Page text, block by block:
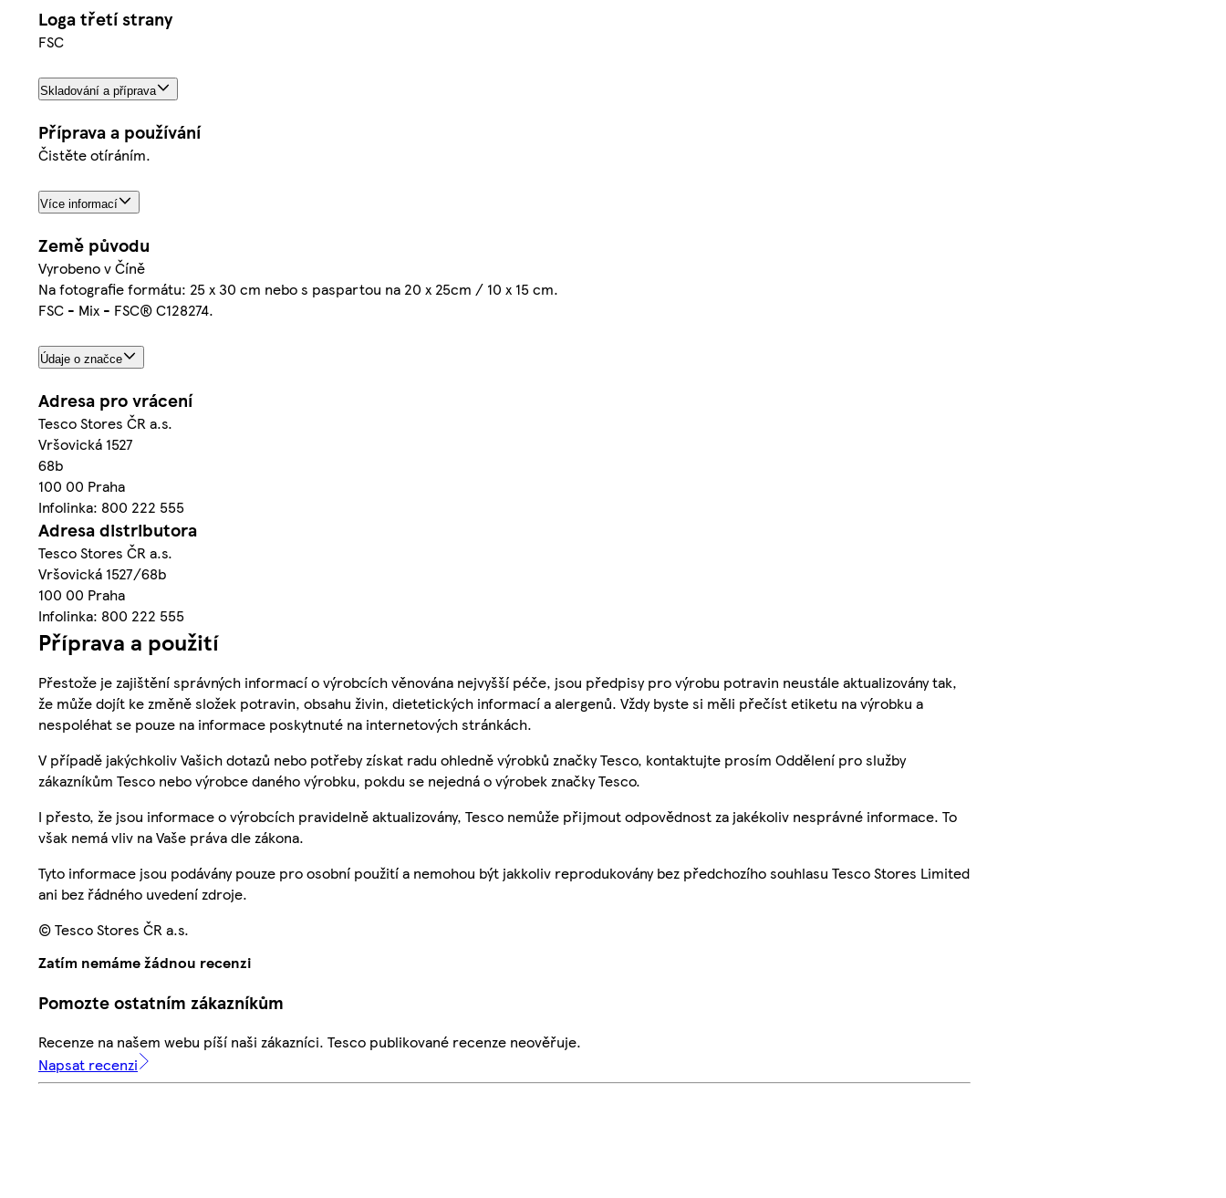
Loga třetí strany
FSC
Skladování a příprava
Příprava a používání
Čistěte otíráním.
Více informací
Země původu
Vyrobeno v Číně
Na fotografie formátu: 25 x 30 cm nebo s paspartou na 20 x 25cm / 10 x 15 cm.
FSC - Mix - FSC® C128274.
Údaje o značce
Adresa pro vrácení
Tesco Stores ČR a.s.
Vršovická 1527
68b
100 00 Praha
Infolinka: 800 222 555
Adresa distributora
Tesco Stores ČR a.s.
Vršovická 1527/68b
100 00 Praha
Infolinka: 800 222 555
Příprava a použití
Přestože je zajištění správných informací o výrobcích věnována nejvyšší péče, jsou předpisy pro výrobu potravin neustále aktualizovány tak,
že může dojít ke změně složek potravin, obsahu živin, dietetických informací a alergenů. Vždy byste si měli přečíst etiketu na výrobku a
nespoléhat se pouze na informace poskytnuté na internetových stránkách.
V případě jakýchkoliv Vašich dotazů nebo potřeby získat radu ohledně výrobků značky Tesco, kontaktujte prosím Oddělení pro služby
zákazníkům Tesco nebo výrobce daného výrobku, pokdu se nejedná o výrobek značky Tesco.
I přesto, že jsou informace o výrobcích pravidelně aktualizovány, Tesco nemůže přijmout odpovědnost za jakékoliv nesprávné informace. To
však nemá vliv na Vaše práva dle zákona.
Tyto informace jsou podávány pouze pro osobní použití a nemohou být jakkoliv reprodukovány bez předchozího souhlasu Tesco Stores Limited
ani bez řádného uvedení zdroje.
© Tesco Stores ČR a.s.
Zatím nemáme žádnou recenzi
Pomozte ostatním zákazníkům
Recenze na našem webu píší naši zákazníci. Tesco publikované recenze neověřuje.
Napsat recenzi